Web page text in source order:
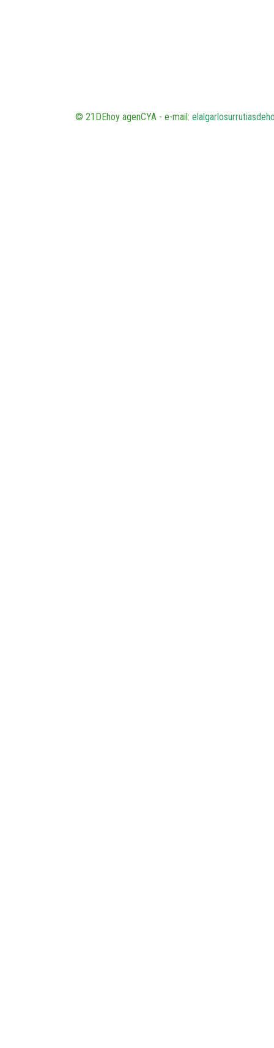
© 21DEhoy agenCYA - e-mail: